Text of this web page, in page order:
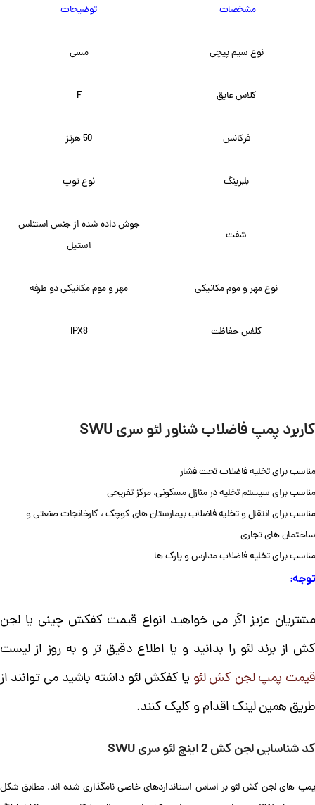
مشخصات توضیحات
نوع سیم پیچی مسی
کلاس عایق F
فرکانس 50 هرتز
بلبرینگ نوع توپ
شفت
جوش داده شده از جنس استنلس
استیل
نوع مهر و موم مکانیکی مهر و موم مکانیکی دو طرفه
کلاس حفاظت IPX8
کاربرد پمپ فاضلاب شناورلئو سری SWU
مناسب برای تخلیه فاضلاب تحت فشار
مناسب برای سیستم تخلیه در منازل مسکونی، مرکز تفریحی
مناسب برای انتقال و تخلیه فاضلاب بیمارستان های کوچک ، کارخانجات صنعتی و
ساختمان های تجاری
مناسب برای تخلیه فاضلاب مدارس و پارک ها
توجه:
مشتریان عزیز اگر می خواهید انواع قیمت کفکش چینی یا لجن
کش از برند لئو را بدانید و یا اطلاع دقیق تر و به روز از لیست
قیمت پمپ لجن کش لئو یا کفکش لئو داشته باشید می توانند از
طریق همین لینک اقدام و کلیک کنند.
کد شناسایی لجن کش 2 اینچ لئو سریSWU
پمپ های لجن کش لئو بر اساس استانداردهای خاصی نامگذاری شده اند. مطابق شکل